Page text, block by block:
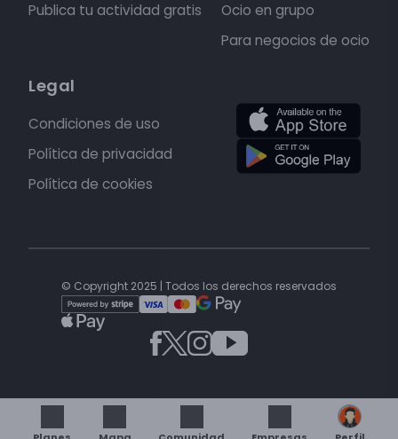
Publica tu actividad gratis
Ocio en grupo
Para negocios de ocio
Legal
Condiciones de uso
Política de privacidad
Política de cookies
© Copyright 2025 | Todos los derechos reservados